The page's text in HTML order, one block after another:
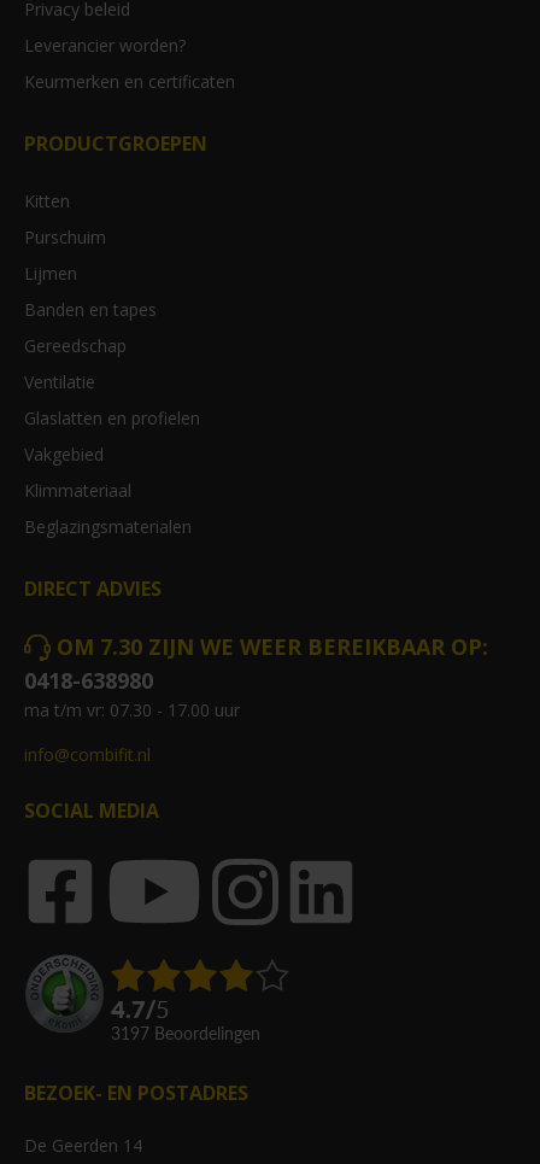
Privacy beleid
Leverancier worden?
Keurmerken en certificaten
PRODUCTGROEPEN
Kitten
Purschuim
Lijmen
Banden en tapes
Gereedschap
Ventilatie
Glaslatten en profielen
Vakgebied
Klimmateriaal
Beglazingsmaterialen
DIRECT ADVIES
OM 7.30 ZIJN WE WEER BEREIKBAAR OP:
0418-638980
ma t/m vr: 07.30 - 17.00 uur
info@combifit.nl
SOCIAL MEDIA
4.7/5
3197 beoordelingen
BEZOEK- EN POSTADRES
De Geerden 14